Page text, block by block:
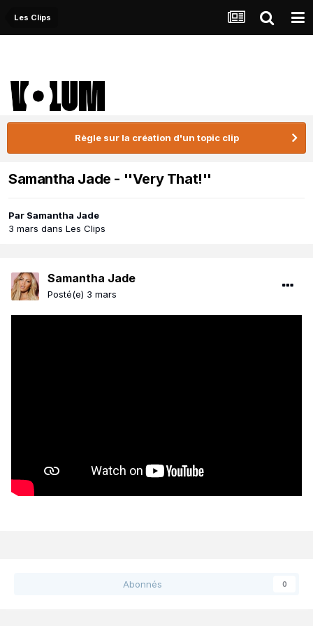
Les Clips
Règle sur la création d'un topic clip
Samantha Jade - ''Very That!''
Par Samantha Jade
3 mars dans Les Clips
Samantha Jade
Posté(e) 3 mars
Abonnés 0